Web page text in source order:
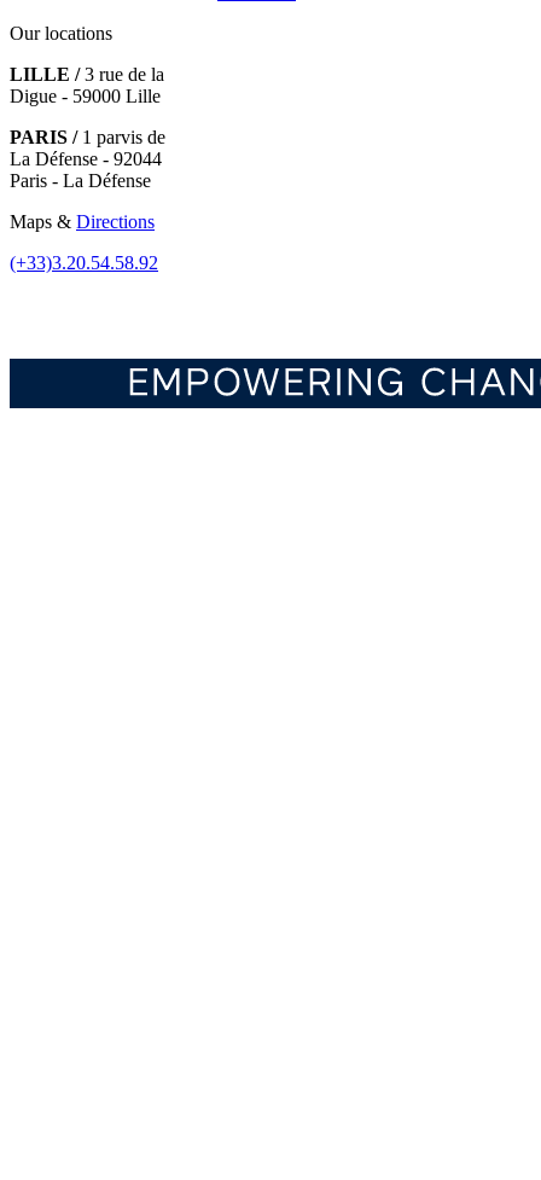
Our locations
LILLE /3 rue de la
Digue - 59000 Lille
PARIS /1 parvis de
La Défense - 92044
Paris - La Défense
Maps & Directions
(+33)3.20.54.58.92